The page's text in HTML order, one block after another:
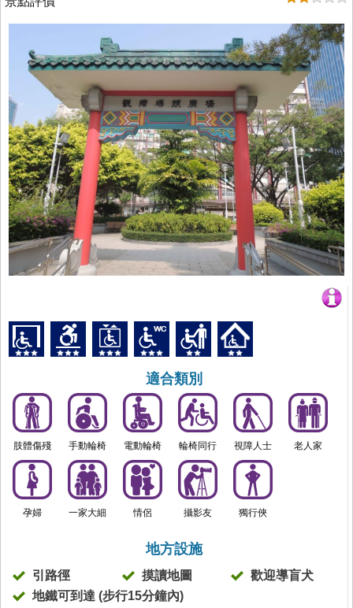
適合類別
肢體傷殘 手動輪椅 電動輪椅 輪椅同行 視障人士 老人家
孕婦 一家大細 情侶 攝影友 獨行俠
地方設施
引路徑 摸讀地圖
歡迎導盲犬
地鐵可到達 (步行15分鐘內)